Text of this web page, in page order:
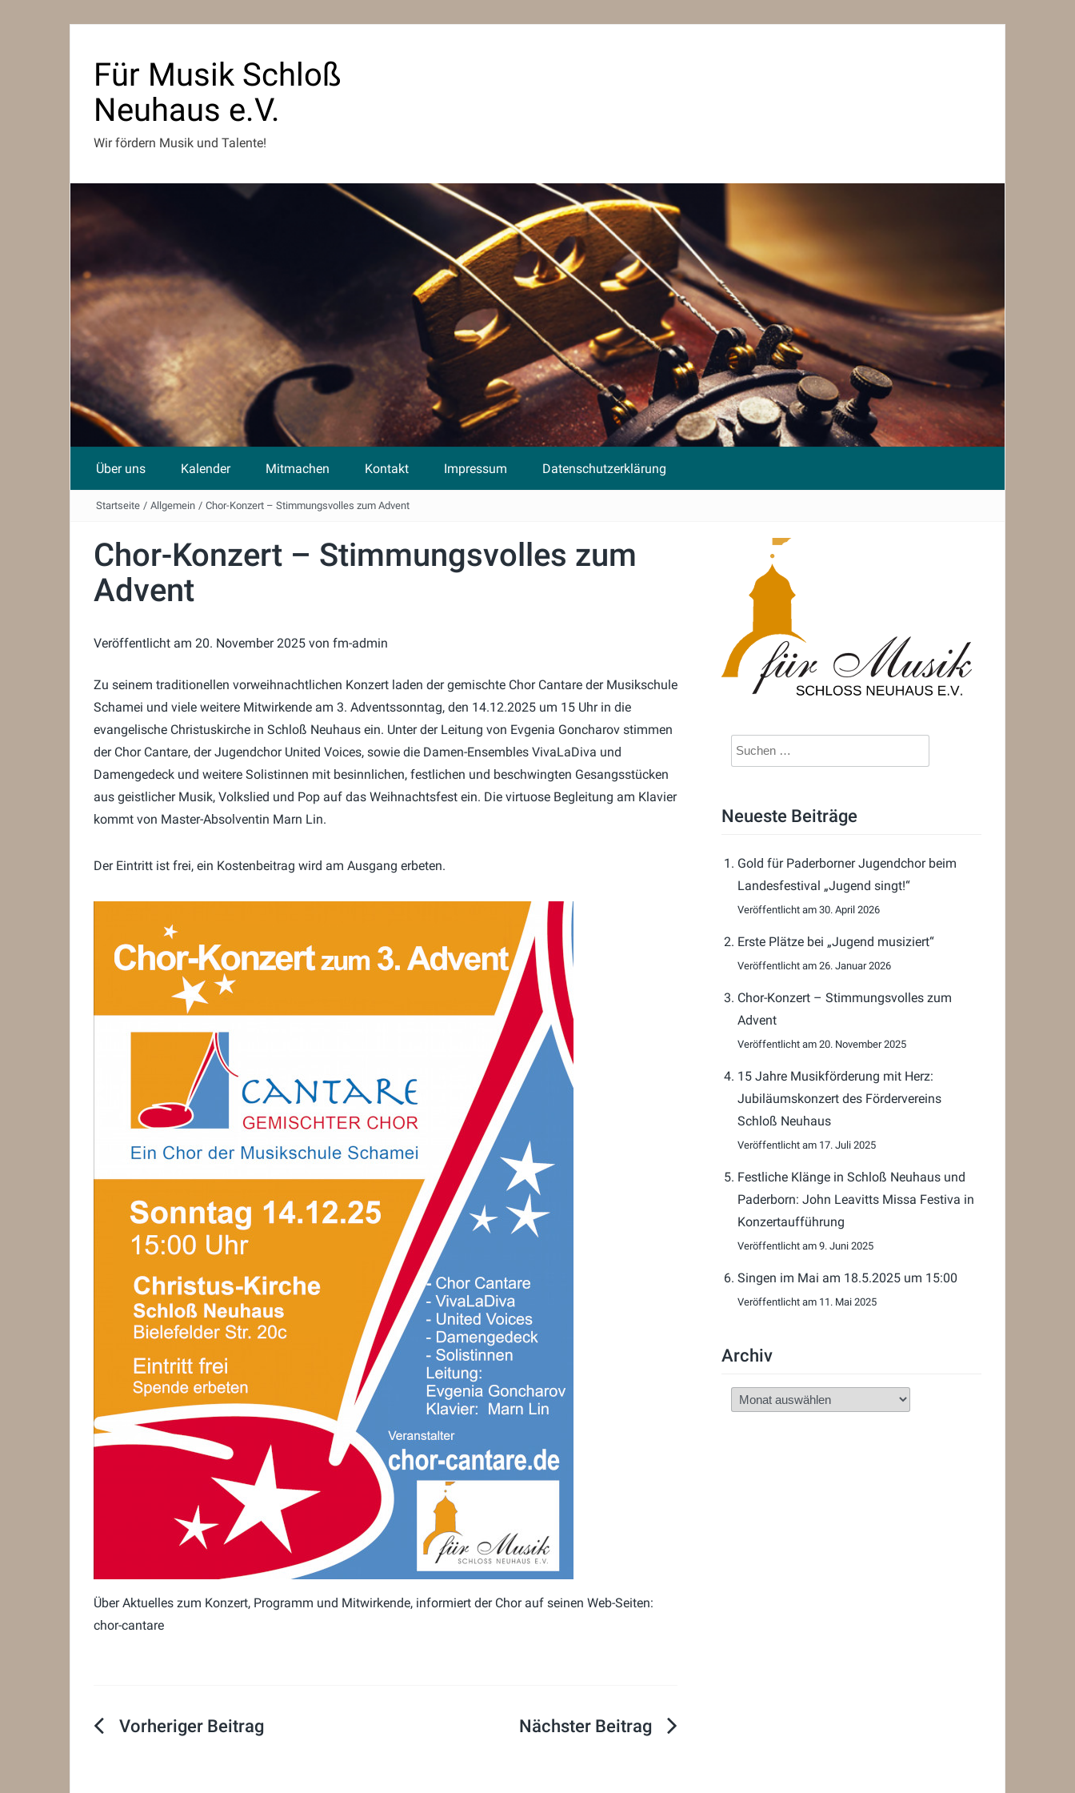
Für Musik Schloß
Neuhaus e.V.
Wir fördern Musik und Talente!
Über uns Kalender Mitmachen Kontakt Impressum Datenschutzerklärung
Startseite / Allgemein / Chor-Konzert – Stimmungsvolles zum Advent
Chor-Konzert – Stimmungsvolles zum
Advent
Veröffentlicht am 20. November 2025 von fm-admin
Zu seinem traditionellen vorweihnachtlichen Konzert laden der gemischte Chor Cantare der Musikschule
Schamei und viele weitere Mitwirkende am 3. Adventssonntag, den 14.12.2025 um 15 Uhr in die
evangelische Christuskirche in Schloß Neuhaus ein. Unter der Leitung von Evgenia Goncharov stimmen
der Chor Cantare, der Jugendchor United Voices, sowie die Damen-Ensembles VivaLaDiva und
Damengedeck und weitere Solistinnen mit besinnlichen, festlichen und beschwingten Gesangsstücken
aus geistlicher Musik, Volkslied und Pop auf das Weihnachtsfest ein. Die virtuose Begleitung am Klavier
kommt von Master-Absolventin Marn Lin.
Der Eintritt ist frei, ein Kostenbeitrag wird am Ausgang erbeten.
Über Aktuelles zum Konzert, Programm und Mitwirkende, informiert der Chor auf seinen Web-Seiten:
chor-cantare
Beitragsnavigation
Suchen
nach:
Neueste Beiträge
Gold für Paderborner Jugendchor beim
Landesfestival „Jugend singt!“
30. April 2026
Erste Plätze bei „Jugend musiziert“
26. Januar 2026
Chor-Konzert – Stimmungsvolles zum
Advent
20. November 2025
15 Jahre Musikförderung mit Herz:
Jubiläumskonzert des Fördervereins
Schloß Neuhaus
17. Juli 2025
Festliche Klänge in Schloß Neuhaus und
Paderborn: John Leavitts Missa Festiva in
Konzertaufführung
9. Juni 2025
Singen im Mai am 18.5.2025 um 15:00
11. Mai 2025
Archiv
Archiv